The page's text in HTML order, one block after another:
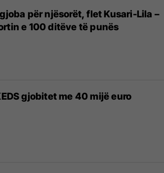
për njësorët, flet Kusari-Lila –
e 100 ditëve të punës
gjobitet me 40 mijë euro